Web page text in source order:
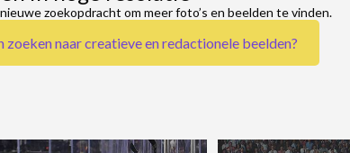
Redactioneel
Video's
zoekopdracht om meer foto’s en beelden te vinden.
zoeken naarcreatieve en redactionele beelden?